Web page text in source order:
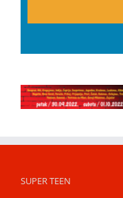
SUPER TEEN